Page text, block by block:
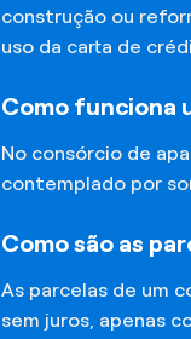
construção ou
uso da carta de
Como funciona
No consórcio de
contemplado por
Como são as
As parcelas de um
sem juros, apenas